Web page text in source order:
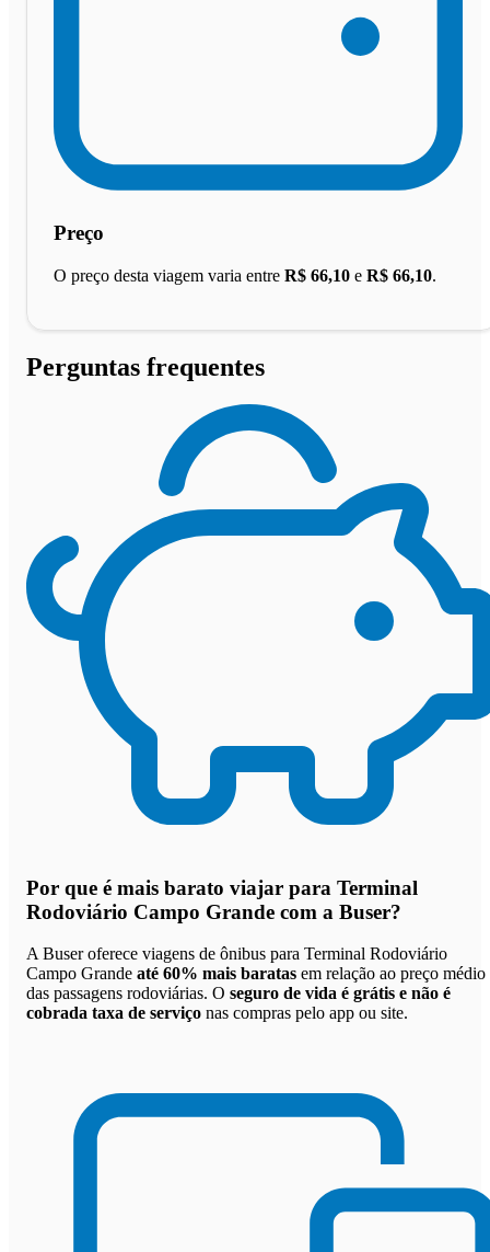
Preço
O preço desta viagem varia entre R$ 66,10 e R$ 66,10.
Perguntas frequentes
Por que é mais barato viajar para Terminal
Rodoviário Campo Grande com a Buser?
A Buser oferece viagens de ônibus para Terminal Rodoviário
Campo Grande até 60% mais baratas em relação ao preço médio
das passagens rodoviárias. O seguro de vida é grátis e não é
cobrada taxa de serviço nas compras pelo app ou site.